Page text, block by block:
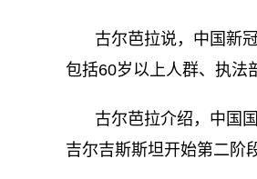
古尔芭拉说，中国新
包括60岁以上人群、执法
古尔芭拉介绍，中国
吉尔吉斯斯坦开始第二阶